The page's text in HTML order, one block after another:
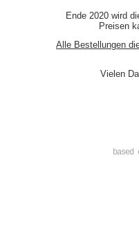
Ende 2020 wird
Preisen
Alle Bestellungen
Vielen